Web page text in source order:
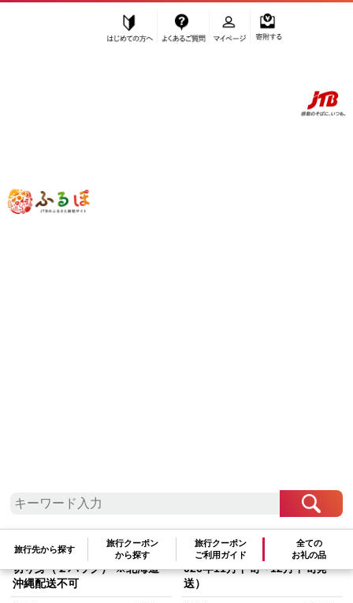
ふるぽ JTBのふるさと納税サイト
旅行先から探す
旅行クーポン
から探す
旅行クーポン
ご利用ガイド
全ての
お礼の品
”鍋セット” 和歌山県
南紀白浜真鯛のしゃぶしゃぶ用
切り身（２パック） ※北海道
沖縄配送不可
近大クエタマ鍋セット500g（2
026年11月下旬～12月中旬発
送）